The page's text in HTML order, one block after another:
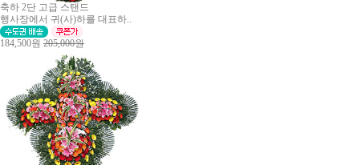
축하 2단 고급 스탠드
행사장에서 귀(사)하를 대표하..
184,500원 205,000원